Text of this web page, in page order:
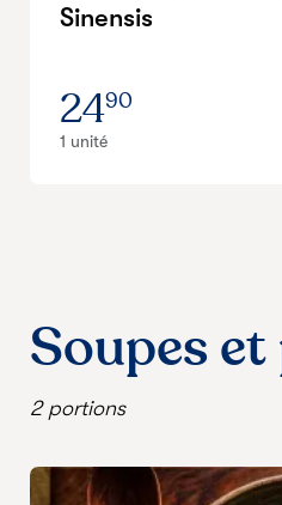
Sinensis
2490
1 unité
Soupes
2 portions